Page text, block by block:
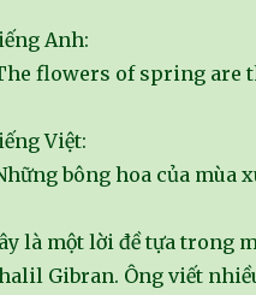
Anh:
flowers of spring are
Việt:
bông hoa của mùa
là một lời đề tựa trong
Gibran. Ông viết